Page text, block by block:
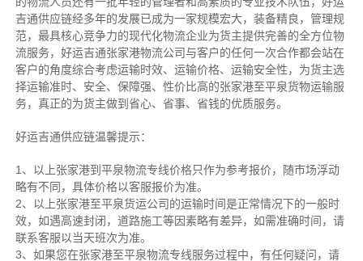
吉通供应链经多年的发展已成为一家规模宏大，装备精良，管理规
范，最具核心竞争力的现代化物流企业为货主提供完善的全方位物
流服务，好运吉通张家港物流公司与客户的任何一次合作都会站在
客户的角度综合考虑运输时效、运输价格、运输安全性，为货主选
择运输准时、安全、保障强、性价比高的张家港至平泉货物运输服
务，真正的为货主做到省心、省事、省钱的优质服务。
好运吉通供应链温馨提示：
1、以上张家港到平泉物流专线价格只作为参考报价，随市场浮动
略有不同，具体价格以客服报价为准。
2、以上张家港至平泉货运公司的运输时间是正常情况下的一般时
效，如遇高速封闭，道路施工等因素略有差异，如需准确时间，请
联系客服以当天班次为准。
3、如果您在张家港至平泉物流专线服务过程中，有任何疑问，请